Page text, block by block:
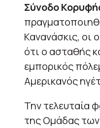
Σύνοδο
Κανανάσκις, οι
ότι ο ασταθής
εμπορικός
Αμερικανός
Την τελευταία
της Ομάδας